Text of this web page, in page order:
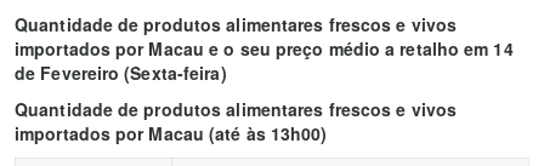
Quantidade de produtos alimentares frescos e vivos
importados por Macau e o seu preço médio a retalho em 14
de Fevereiro (Sexta-feira)
Quantidade de produtos alimentares frescos e vivos
importados por Macau (até às 13h00)